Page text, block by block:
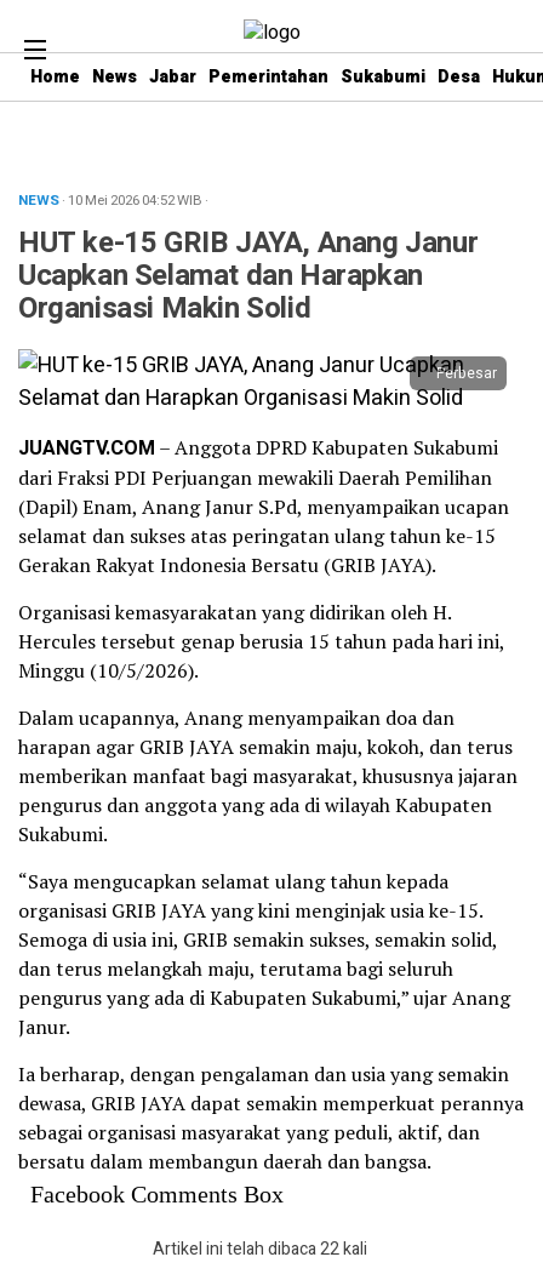
Home News Jabar Pemerintahan Sukabumi Desa
NEWS· 10 Mei 202604:52WIB ·
HUT ke-15 GRIB JAYA, Anang Janur
Ucapkan Selamat dan Harapkan
Organisasi Makin Solid
Perbesar
JUANGTV.COM – Anggota DPRD Kabupaten Sukabumi
dari Fraksi PDI Perjuangan mewakili Daerah Pemilihan
(Dapil) Enam, Anang Janur S.Pd, menyampaikan ucapan
selamat dan sukses atas peringatan ulang tahun ke-15
Gerakan Rakyat Indonesia Bersatu (GRIB JAYA).
Organisasi kemasyarakatan yang didirikan oleh H.
Hercules tersebut genap berusia 15 tahun pada hari ini,
Minggu (10/5/2026).
Dalam ucapannya, Anang menyampaikan doa dan
harapan agar GRIB JAYA semakin maju, kokoh, dan terus
memberikan manfaat bagi masyarakat, khususnya jajaran
pengurus dan anggota yang ada di wilayah Kabupaten
Sukabumi.
“Saya mengucapkan selamat ulang tahun kepada
organisasi GRIB JAYA yang kini menginjak usia ke-15.
Semoga di usia ini, GRIB semakin sukses, semakin solid,
dan terus melangkah maju, terutama bagi seluruh
pengurus yang ada di Kabupaten Sukabumi,” ujar Anang
Janur.
Ia berharap, dengan pengalaman dan usia yang semakin
dewasa, GRIB JAYA dapat semakin memperkuat perannya
sebagai organisasi masyarakat yang peduli, aktif, dan
bersatu dalam membangun daerah dan bangsa.
Facebook Comments Box
Artikel ini telah dibaca 22 kali